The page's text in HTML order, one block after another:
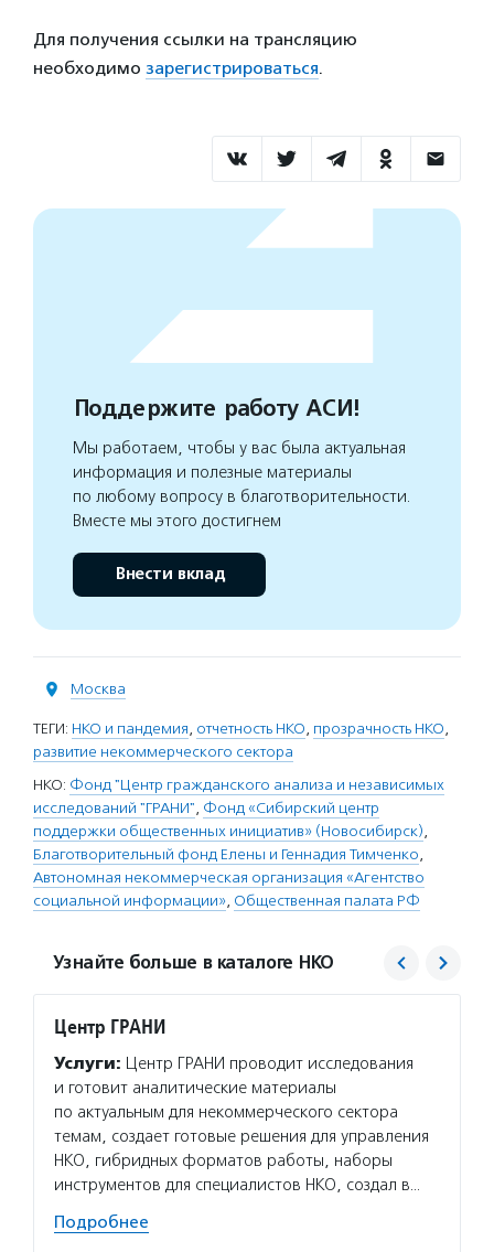
Для получения ссылки на трансляцию
необходимо зарегистрироваться.
Поддержите работу АСИ!
Мы работаем, чтобы у вас была актуальная
информация и полезные материалы
по любому вопросу в благотворительности.
Вместе мы этого достигнем
Внести вклад
Москва
ТЕГИ: НКО и пандемия, отчетность НКО, прозрачность НКО,
развитие некоммерческого сектора
НКО: Фонд "Центр гражданского анализа и независимых
исследований "ГРАНИ", Фонд «Сибирский центр
поддержки общественных инициатив» (Новосибирск),
Благотворительный фонд Елены и Геннадия Тимченко,
Автономная некоммерческая организация «Агентство
социальной информации», Общественная палата РФ
Узнайте больше в каталоге НКО
Центр ГРАНИ
Услуги: Центр ГРАНИ проводит исследования
и готовит аналитические материалы
по актуальным для некоммерческого сектора
темам, создает готовые решения для управления
НКО, гибридных форматов работы, наборы
инструментов для специалистов НКО, создал в…
Подробнее